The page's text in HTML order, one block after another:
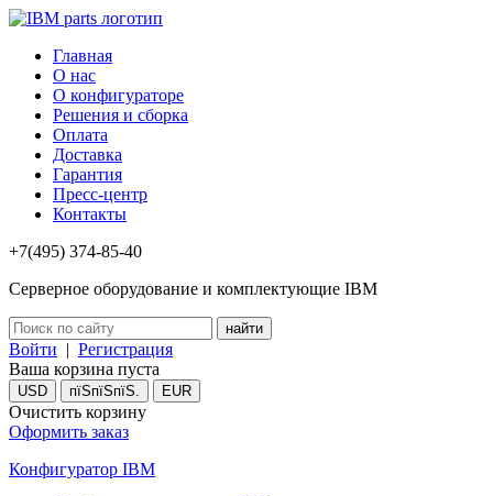
Главная
О нас
О конфигураторе
Решения и сборка
Оплата
Доставка
Гарантия
Пресс-центр
Контакты
+7(495) 374-85-40
Серверное оборудование и комплектующие IBM
Войти | Регистрация
Ваша корзина пуста
USD пїЅпїЅпїЅ. EUR
Очистить корзину
Оформить заказ
Конфигуратор IBM